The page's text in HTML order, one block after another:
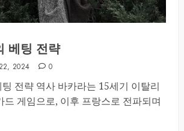
베팅 전략
2024 0
전략 역사 바카라는 15세기 이탈리
드 게임으로, 이후 프랑스로 전파되며